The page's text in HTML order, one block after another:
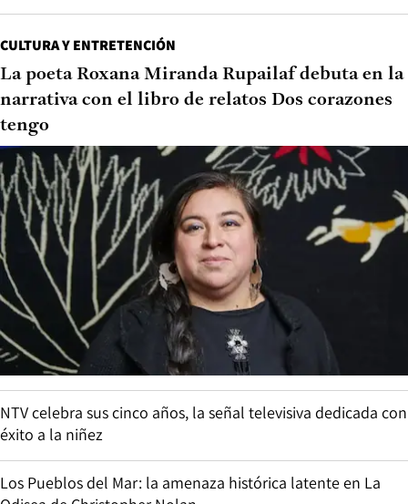
CULTURA Y ENTRETENCIÓN
La poeta Roxana Miranda Rupailaf debuta en la
narrativa con el libro de relatos Dos corazones
tengo
NTV celebra sus cinco años, la señal televisiva dedicada con
éxito a la niñez
Los Pueblos del Mar: la amenaza histórica latente en La